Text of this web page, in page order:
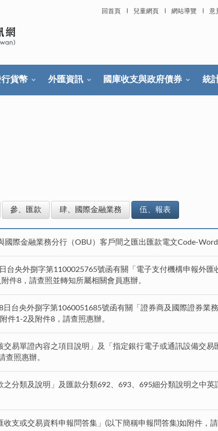
回首頁 兒童網頁 網站導覽 意
貨幣 外匯資訊 國庫收支與政府債券 統
參、匯款 肆、國際金融業務 伍、報表
國際金融業務分行（OBU）客戶間之匯出匯款電文Code-
台央外捌字第1100025765號函有關「電子支付機構申報外匯
件8，請查照並轉知所屬相關會員惠辦。
日台央外捌字第1060051685號函有關「證券商及國際證券業
件1-2及附件8，請查照惠辦。
交易單證內容之項目說明」及「指定銀行電子或通訊設備交
查照惠辦。
之分類及說明」及匯款分類692、693、695細分類說明之中
收支或交易資料申報問答集」(以下簡稱申報問答集)如附件，